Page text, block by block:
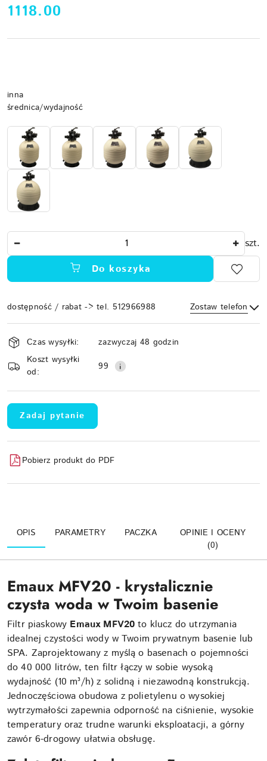
cena:
1118.00
Wariant
inna
średnica/wydajność
szt.
Do koszyka
dostępność / rabat -> tel. 512966988 Zostaw telefon
Wyślij
Dostępność
i
dostawa
Czas wysyłki:
zazwyczaj 48 godzin
Koszt wysyłki
od:
99
Zadaj pytanie
Pobierz produkt do PDF
OPIS PARAMETRY PACZKA
OPINIE I OCENY
(0)
Emaux MFV20 - krystalicznie
czysta woda w Twoim basenie
Filtr piaskowy Emaux MFV20 to klucz do utrzymania
idealnej czystości wody w Twoim prywatnym basenie lub
SPA. Zaprojektowany z myślą o basenach o pojemności
do 40 000 litrów, ten filtr łączy w sobie wysoką
wydajność (10 m³/h) z solidną i niezawodną konstrukcją.
Jednoczęściowa obudowa z polietylenu o wysokiej
wytrzymałości zapewnia odporność na ciśnienie, wysokie
temperatury oraz trudne warunki eksploatacji, a górny
zawór 6-drogowy ułatwia obsługę.